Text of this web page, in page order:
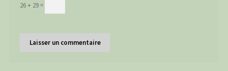
26 + 29 =